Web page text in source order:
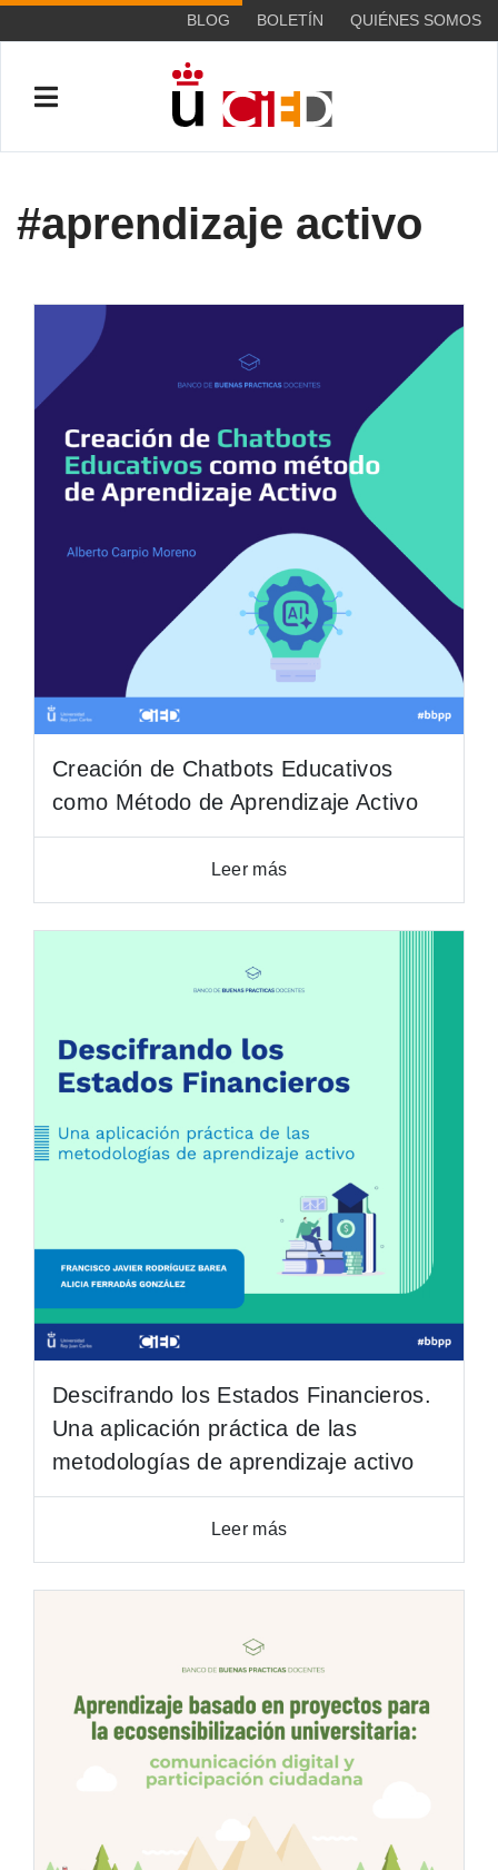
BLOG BOLETÍN QUIÉNES SOMOS
#aprendizaje activo
Creación de Chatbots Educativos
como Método de Aprendizaje Activo
Leer más
Descifrando los Estados Financieros.
Una aplicación práctica de las
metodologías de aprendizaje activo
Leer más